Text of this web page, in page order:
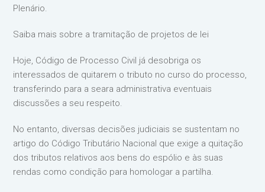
Plenário.
Saiba mais sobre a tramitação de projetos de lei
Hoje, Código de Processo Civil já desobriga os
interessados de quitarem o tributo no curso do processo,
transferindo para a seara administrativa eventuais
discussões a seu respeito.
No entanto, diversas decisões judiciais se sustentam no
artigo do Código Tributário Nacional que exige a quitação
dos tributos relativos aos bens do espólio e às suas
rendas como condição para homologar a partilha.